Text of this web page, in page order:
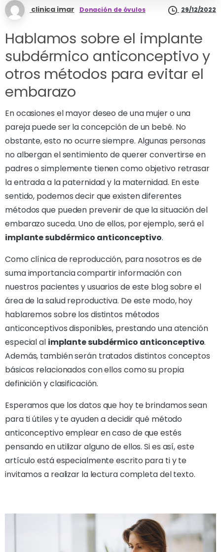
clinica imar Donación de óvulos 29/12/2022
Hablamos sobre el implante
subdérmico anticonceptivo y
otros métodos para evitar el
embarazo
En ocasiones el mayor deseo de una mujer o una
pareja puede ser la concepción de un bebé. No
obstante, esto no ocurre siempre. Algunas personas
no albergan el sentimiento de querer convertirse en
padres o simplemente tienen como objetivo retrasar
la entrada a la paternidad y la maternidad. En este
sentido, podemos decir que existen diferentes
métodos que pueden prevenir de que la situación del
embarazo suceda. Uno de ellos, por ejemplo, será el
implante subdérmico anticonceptivo.
Como clínica de reproducción, para nosotros es de
suma importancia compartir información con
nuestros pacientes y usuarios de este blog sobre el
área de la salud reproductiva. De este modo, hoy
hablaremos sobre los distintos métodos
anticonceptivos disponibles, prestando una atención
especial al implante subdérmico anticonceptivo.
Además, también serán tratados distintos conceptos
básicos relacionados con ellos como su propia
definición y clasificación.
Esperamos que los datos que hoy te brindamos sean
para ti útiles y te ayuden a decidir qué método
anticonceptivo emplear en caso de que estés
pensando en utilizar alguno de ellos. Si es así, este
artículo está especialmente escrito para ti y te
invitamos a realizar la lectura completa del texto.